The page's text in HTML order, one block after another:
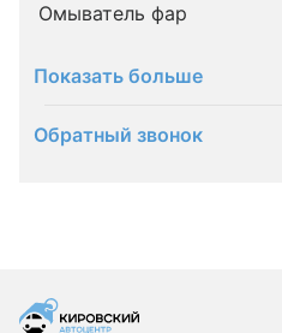
Омыватель фар
Показать больше
Обратный звонок